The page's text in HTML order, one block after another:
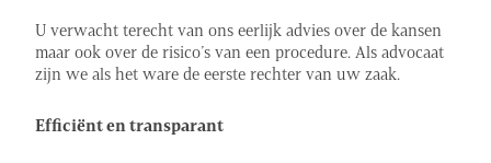
U verwacht terecht van ons eerlijk advies over de kansen
maar ook over de risico’s van een procedure. Als advocaat
zijn we als het ware de eerste rechter van uw zaak.
Efficiënt en transparant